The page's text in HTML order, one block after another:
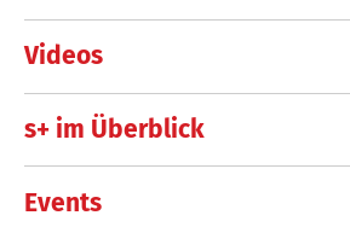
Videos
s+ im Überblick
Events